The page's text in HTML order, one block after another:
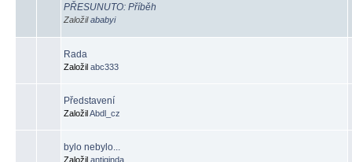
PŘESUNUTO: Příběh
Založilababyi
Rada
Založil abc333
Představení
ZaložilAbdl_cz
bylo nebylo...
Založil antiginda